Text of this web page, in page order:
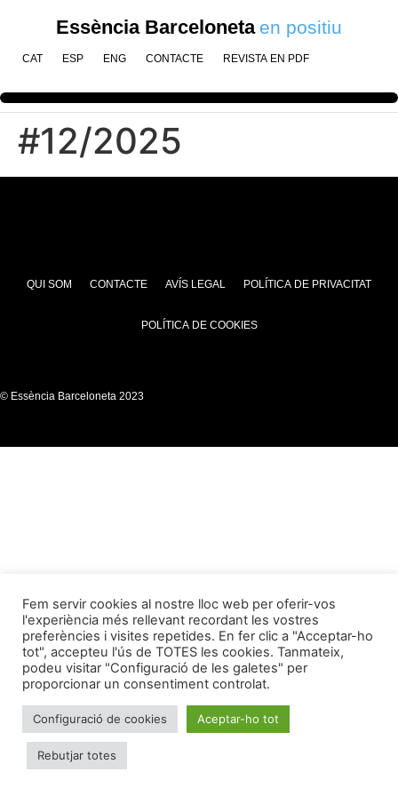
Essència Barceloneta en positiu
CAT ESP ENG CONTACTE REVISTA EN PDF
#12/2025
QUI SOM CONTACTE AVÍS LEGAL POLÍTICA DE PRIVACITAT
POLÍTICA DE COOKIES
© Essència Barceloneta 2023
Fem servir cookies al nostre lloc web per oferir-vos
l'experiència més rellevant recordant les vostres
preferències i visites repetides. En fer clic a "Acceptar-ho
tot", accepteu l'ús de TOTES les cookies. Tanmateix,
podeu visitar "Configuració de les galetes" per
proporcionar un consentiment controlat.
Configuració de cookies Aceptar-ho tot
Rebutjar totes